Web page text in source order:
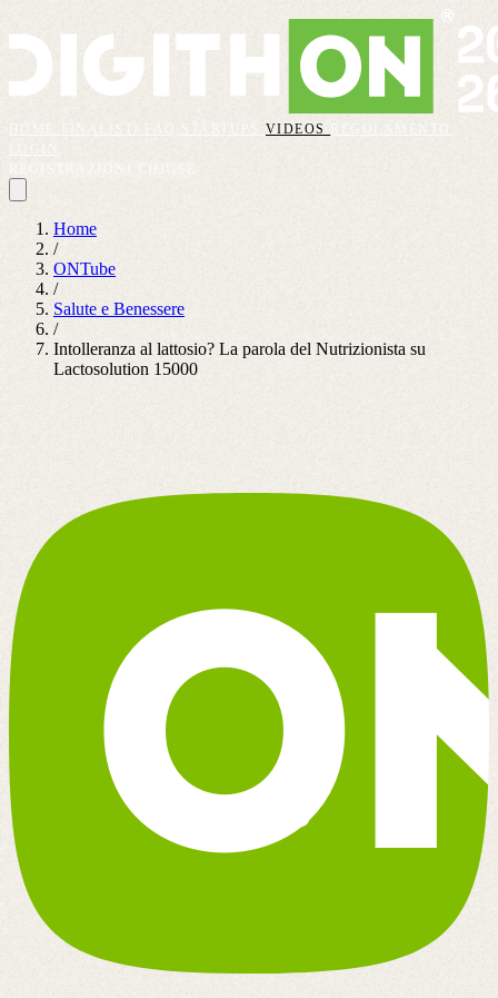
VIDEOS
REGOLAMENTO
Home
/
ONTube
/
Salute e Benessere
/
Intolleranza al lattosio? La parola del Nutrizionista su
Lactosolution 15000